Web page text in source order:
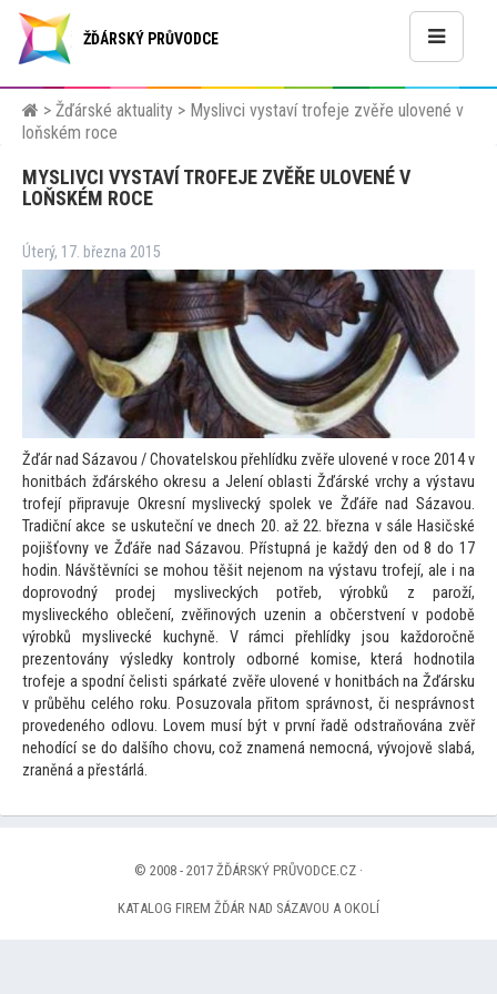
ŽĎÁRSKÝ PRŮVODCE
> Žďárské aktuality > Myslivci vystaví trofeje zvěře ulovené v
loňském roce
MYSLIVCI VYSTAVÍ TROFEJE ZVĚŘE ULOVENÉ V
LOŇSKÉM ROCE
Úterý, 17. března 2015
Žďár nad Sázavou / Chovatelskou přehlídku zvěře ulovené v roce 2014 v
honitbách žďárského okresu a Jelení oblasti Žďárské vrchy a výstavu
trofejí připravuje Okresní myslivecký spolek ve Žďáře nad Sázavou.
Tradiční akce se uskuteční ve dnech 20. až 22. března v sále Hasičské
pojišťovny ve Žďáře nad Sázavou. Přístupná je každý den od 8 do 17
hodin. Návštěvníci se mohou těšit nejenom na výstavu trofejí, ale i na
doprovodný prodej mysliveckých potřeb, výrobků z paroží,
mysliveckého oblečení, zvěřinových uzenin a občerstvení v podobě
výrobků myslivecké kuchyně. V rámci přehlídky jsou každoročně
prezentovány výsledky kontroly odborné komise, která hodnotila
trofeje a spodní čelisti spárkaté zvěře ulovené v honitbách na Žďársku
v průběhu celého roku. Posuzovala přitom správnost, či nesprávnost
provedeného odlovu. Lovem musí být v první řadě odstraňována zvěř
nehodící se do dalšího chovu, což znamená nemocná, vývojově slabá,
zraněná a přestárlá.
© 2008 - 2017 ŽĎÁRSKÝ PRŮVODCE.CZ ·
KATALOG FIREM ŽĎÁR NAD SÁZAVOU A OKOLÍ